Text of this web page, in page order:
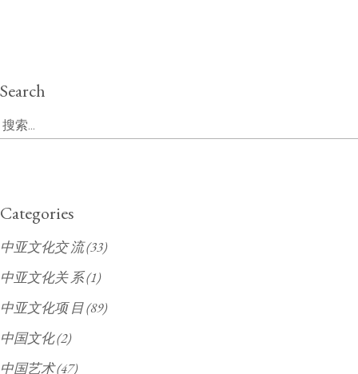
Search
Search
for:
Categories
中亚文化交 流(33)
中亚文化关 系(1)
中亚文化项 目(89)
中国文化(2)
中国艺术(47)